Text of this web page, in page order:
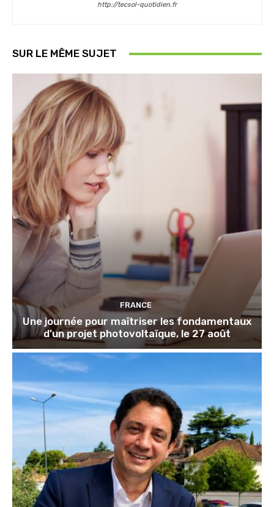
http://tecsol-quotidien.fr
SUR LE MÊME SUJET
FRANCE
Une journée pour maîtriser les fondamentaux
d’un projet photovoltaïque, le 27 août